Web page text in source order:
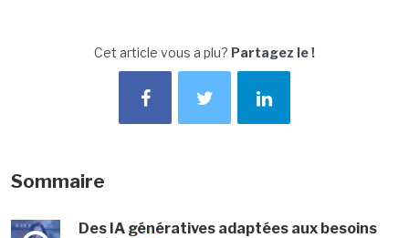
Cet article vous a plu? Partagez le !
Sommaire
Des IA génératives adaptées aux besoins